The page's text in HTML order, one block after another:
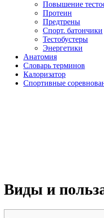
Повышение
Протеин
Предтрены
Спорт. батончики
Тестобустеры
Энергетики
Анатомия
Словарь терминов
Калоризатор
Спортивные
Виды и